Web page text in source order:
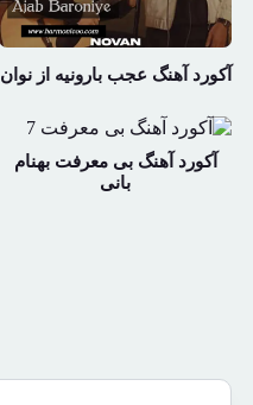
آکورد آهنگ عجب بارونیه از نوان
آکورد آهنگ بی معرفت بهنام
بانی